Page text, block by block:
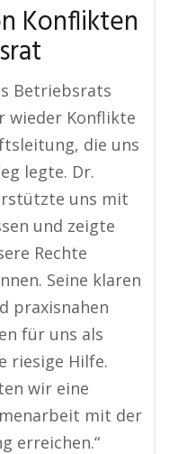
Konflikten
Betriebsrats
wieder Konflikte
die uns
legte. Dr.
uns mit
und zeigte
Rechte
Seine klaren
praxisnahen
für uns als
riesige Hilfe.
wir eine
mit der
erreichen.“